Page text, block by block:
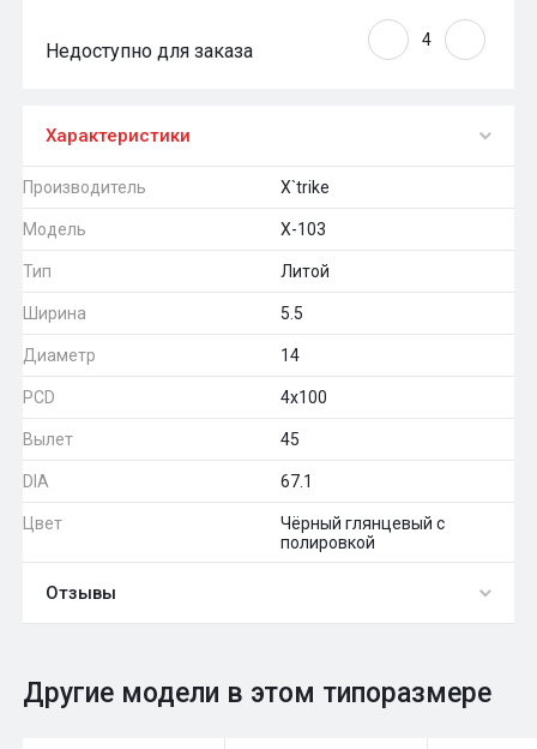
Недоступно для заказа
Характеристики
Производитель X`trike
Модель X-103
Тип Литой
Ширина 5.5
Диаметр 14
PCD 4x100
Вылет 45
DIA 67.1
Цвет
Чёрный глянцевый с
полировкой
Отзывы
Общий рейтинг 0
Другие модели в этом типоразмере